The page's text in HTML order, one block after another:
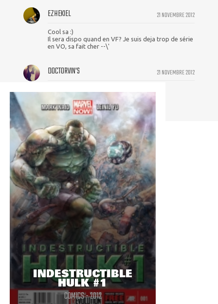
21 NOVEMBRE 2012
EZHEKIEL
Cool sa :)
Il sera dispo quand en VF? Je suis deja trop de série
en VO, sa fait cher --\'
21 NOVEMBRE 2012
DOCTORVIN'S
INDESTRUCTIBLE
HULK #1
COMICS - 2012